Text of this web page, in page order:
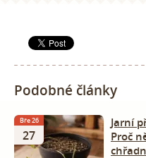
Podobné články
Bře 26
27
Jarní
Proč